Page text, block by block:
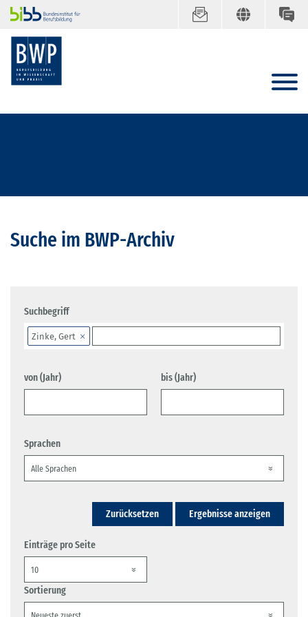
Suche im BWP-Archiv
Suchbegriff
Zinke, Gert
von (Jahr) bis (Jahr)
Sprachen
Zurücksetzen Ergebnisse anzeigen
Einträge pro Seite
Sortierung